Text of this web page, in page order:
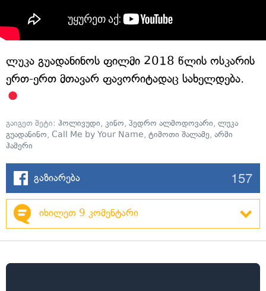
ლუკა გუადანინოს ფილმი 2018 წლის ოსკარის
ერთ-ერთ მთავარ ფავორიტადაც სახელდება.
გაიგეთ მეტი: ჰოლივუდი, კინო, პედრო ალმოდოვარი, ლუკა
გუადანინო, Call Me by Your Name, ტიმოთი შალამე, არმი
ჰამერი
გაზიარება 157
იხილეთ 9 კომენტარი